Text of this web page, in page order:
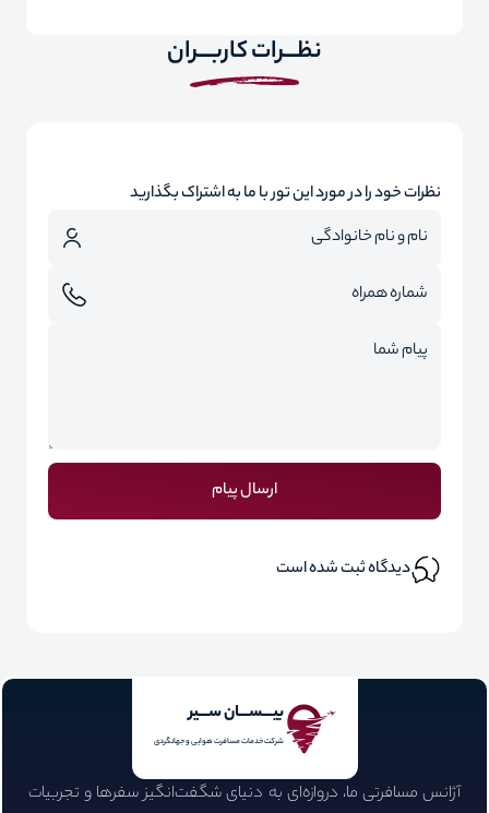
نظـــرات کاربـــران
نظرات خود را در مورد این تور با ما به اشتراک بگذارید
ارسال پیام
دیدگاه ثبت شده است
بیـــســـان ســـیر
شرکت خدمات مسافرت هوایی و جهانگردی
آژانس مسافرتی ما، دروازه‌ای به دنیای شگفت‌انگیز سفرها و تجربیات